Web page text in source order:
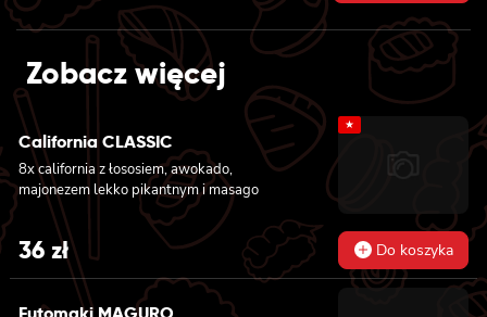
price
was:
price
is:
37 zł.
Zobacz więcej
California CLASSIC
8x california z łososiem, awokado,
majonezem lekko pikantnym i masago
★
36 zł Do koszyka